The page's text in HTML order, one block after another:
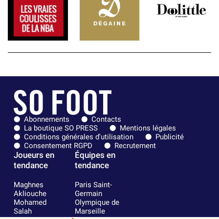
Abonnements
Contacts
La boutique SO PRESS
Mentions légales
Conditions générales d'utilisation
Publicité
Consentement RGPD
Recrutement
Joueurs en
tendance
Maghnes
Akliouche
Mohamed
Salah
Équipes en
tendance
Paris Saint-
Germain
Olympique de
Marseille